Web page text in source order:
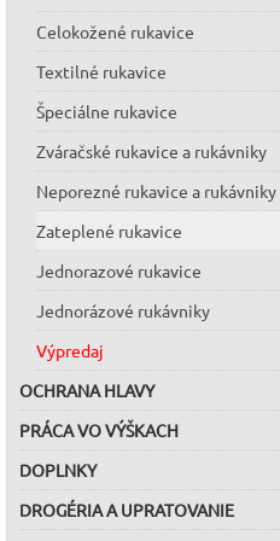
Celokožené rukavice
Textilné rukavice
Špeciálne rukavice
Zváračské rukavice a rukávniky
Neporezné rukavice a rukávniky
Zateplené rukavice
Jednorazové rukavice
Jednorázové rukávniky
Výpredaj
OCHRANA HLAVY
PRÁCA VO VÝŠKACH
DOPLNKY
DROGÉRIA A UPRATOVANIE